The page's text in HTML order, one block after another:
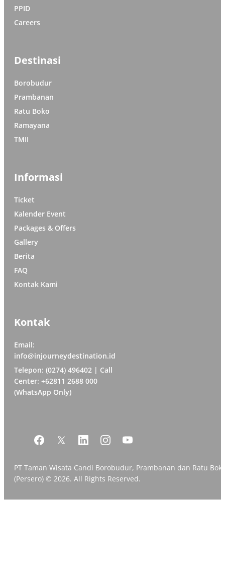
PPID
Careers
Destinasi
Borobudur
Prambanan
Ratu Boko
Ramayana
TMII
Informasi
Ticket
Kalender Event
Packages & Offers
Gallery
Berita
FAQ
Kontak Kami
Kontak
Email:
info@injourneydestination.id
Telepon: (0274) 496402 | Call
Center: +62811 2688 000
(WhatsApp Only)
PT Taman Wisata Candi Borobudur, Prambanan dan Ratu
(Persero) © 2026. All Rights Reserved.